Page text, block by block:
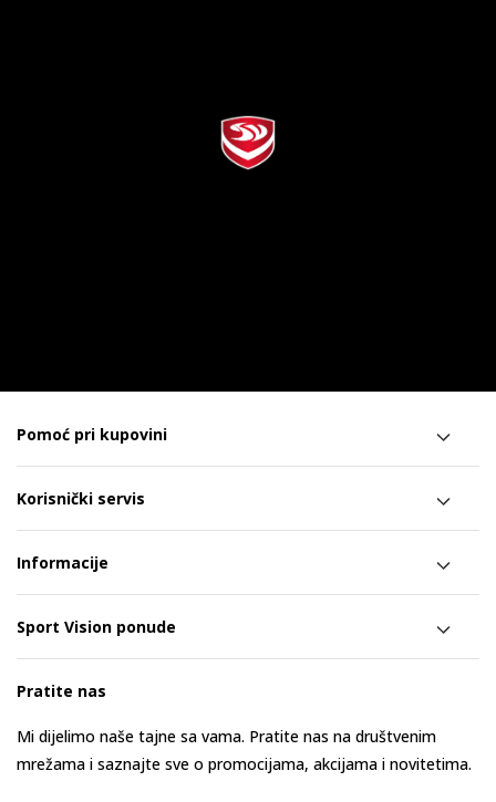
Pomoć pri kupovini
Korisnički servis
Informacije
Sport Vision ponude
Pratite nas
Mi dijelimo naše tajne sa vama. Pratite nas na društvenim
mrežama i saznajte sve o promocijama, akcijama i novitetima.